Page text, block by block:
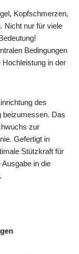
Kopfschmerzen,
Nicht nur für viele
Bedingungen
in der
des
beizumessen. Das
zur
Gefertigt in
Stützkraft für
in die